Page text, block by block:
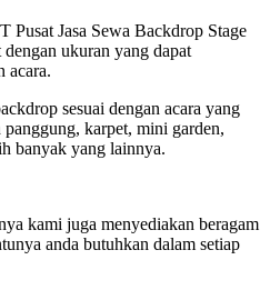
Jasa Sewa Backdrop Stage
ukuran yang dapat
acara.
sesuai dengan acara yang
karpet, mini garden,
banyak yang lainnya.
kami juga menyediakan beragam
anda butuhkan dalam setiap